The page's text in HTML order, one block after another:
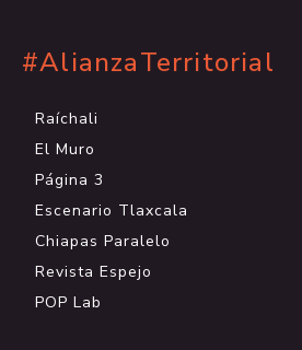
#AlianzaTerritorial
Raíchali
El Muro
Página 3
Escenario Tlaxcala
Chiapas Paralelo
Revista Espejo
POP Lab